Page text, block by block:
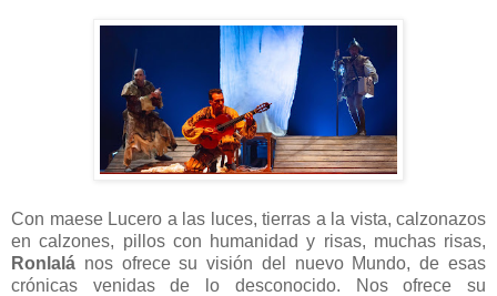
Con maese Lucero a las luces, tierras a la vista, calzonazos
en calzones, pillos con humanidad y risas, muchas risas,
Ronlalá nos ofrece su visión del nuevo Mundo, de esas
crónicas venidas de lo desconocido. Nos ofrece su